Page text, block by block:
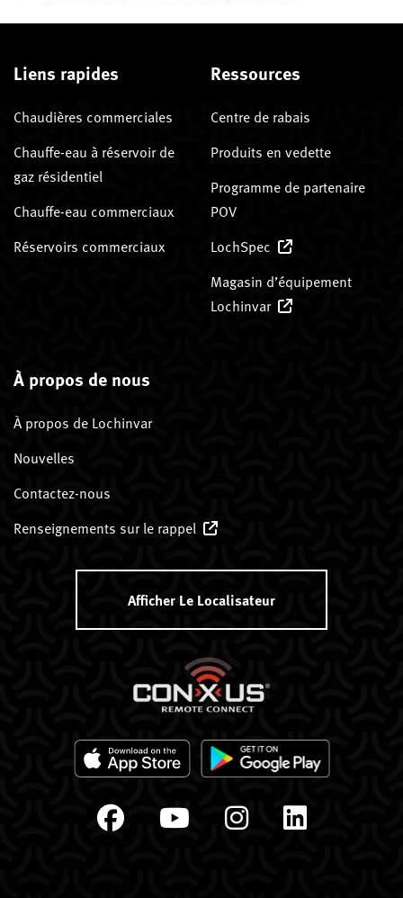
Liens rapides
Chaudières commerciales
Chauffe-eau à réservoir de
gaz résidentiel
Chauffe-eau commerciaux
Réservoirs commerciaux
Ressources
Centre de rabais
Produits en vedette
Programme de partenaire
POV
LochSpec
Magasin d’équipement
Lochinvar
À propos de nous
À propos de Lochinvar
Nouvelles
Contactez-nous
Renseignements sur le rappel
Afficher Le Localisateur